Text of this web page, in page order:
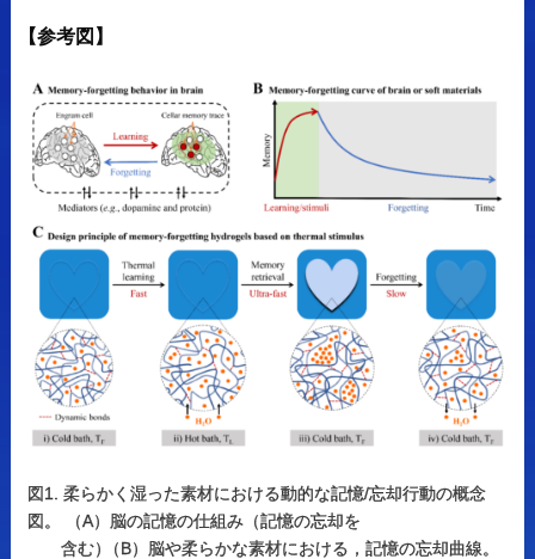
【参考図】
図1. 柔らかく湿った素材における動的な記憶/忘却行動の概念
図。 （A）脳の記憶の仕組み（記憶の忘却を
含む）
（B）脳や柔らかな素材における，記憶の忘却曲線。